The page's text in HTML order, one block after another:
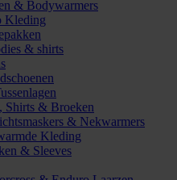
& Bodywarmers
Kleding
& shirts
Shirts & Broeken
& Nekwarmers
Kleding
& Sleeves